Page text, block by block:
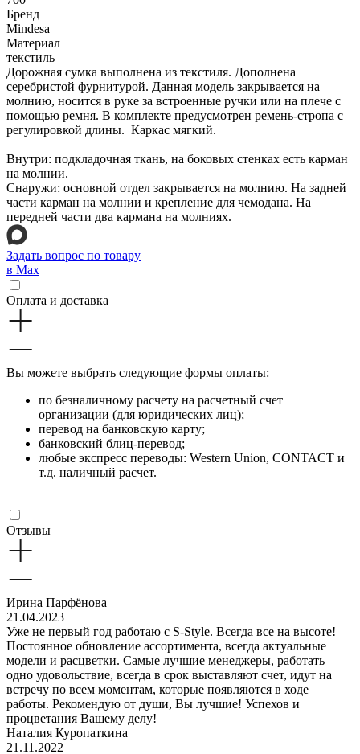
Бренд
Mindesa
Материал
текстиль
Дорожная сумка выполнена из текстиля. Дополнена
серебристой фурнитурой. Данная модель закрывается на
молнию, носится в руке за встроенные ручки или на плече с
помощью ремня. В комплекте предусмотрен ремень-стропа с
регулировкой длины. Каркас мягкий.
Внутри: подкладочная ткань, на боковых стенках есть карман
на молнии.
Снаружи: основной отдел закрывается на молнию. На задней
части карман на молнии и крепление для чемодана. На
передней части два кармана на молниях.
Задать вопрос по товару
в Max
Оплата и доставка
Вы можете выбрать следующие формы оплаты:
по безналичному расчету на расчетный счет
организации (для юридических лиц);
перевод на банковскую карту;
банковский блиц-перевод;
любые экспресс переводы: Western Union, CONTACT и
т.д. наличный расчет.
Отзывы
Ирина Парфёнова
21.04.2023
Уже не первый год работаю с S-Style. Всегда все на высоте!
Постоянное обновление ассортимента, всегда актуальные
модели и расцветки. Самые лучшие менеджеры, работать
одно удовольствие, всегда в срок выставляют счет, идут на
встречу по всем моментам, которые появляются в ходе
работы. Рекомендую от души, Вы лучшие! Успехов и
процветания Вашему делу!
Наталия Куропаткина
21.11.2022